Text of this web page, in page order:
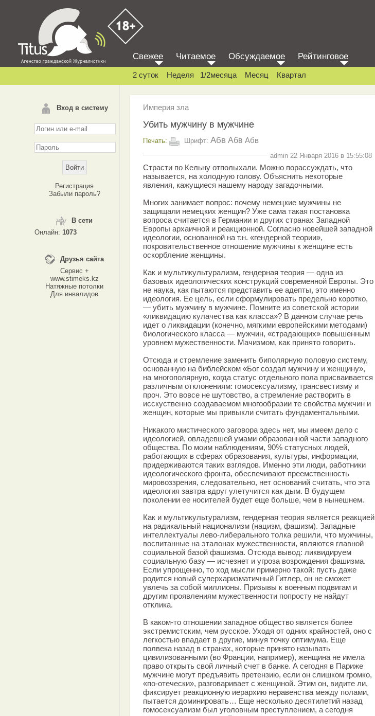
Вход в систему
Регистрация
Забыли пароль?
В сети
Онлайн: 1073
Друзья сайта
Сервис +
www.stimeks.kz
Натяжные потолки
Для инвалидов
Свежее Читаемое Обсуждаемое Рейтинговое
2 суток Неделя 1/2месяца Месяц Квартал
Империя зла
Убить мужчину в мужчине
Печать: Шрифт: Абв Абв Абв
admin 22 Января 2016 в 15:55:08
Страсти по Кельну отполыхали. Можно порассуждать, что
называется, на холодную голову. Объяснить некоторые
явления, кажущиеся нашему народу загадочными.
Многих занимает вопрос: почему немецкие мужчины не
защищали немецких женщин? Уже сама такая постановка
вопроса считается в Германии и других странах Западной
Европы архаичной и реакционной. Согласно новейшей западной
идеологии, основанной на т.н. «гендерной теории»,
покровительственное отношение мужчины к женщине есть
оскорбление женщины.
Как и мультикультурализм, гендерная теория — одна из
базовых идеологических конструкций современной Европы. Это
не наука, как пытаются представить ее адепты, это именно
идеология. Ее цель, если сформулировать предельно коротко,
— убить мужчину в мужчине. Помните из советской истории
«ликвидацию кулачества как класса»? В данном случае речь
идет о ликвидации (конечно, мягкими европейскими методами)
биологического класса — мужчин, «страдающих» повышенным
уровнем мужественности. Мачизмом, как принято говорить.
Отсюда и стремление заменить биполярную половую систему,
основанную на библейском «Бог создал мужчину и женщину»,
на многополярную, когда статус отдельного пола присваивается
различным отклонениям: гомосексуализму, трансвестизму и
проч. Это вовсе не шутовство, а стремление растворить в
исскуственно создаваемом многообразии те свойства мужчин и
женщин, которые мы привыкли считать фундаментальными.
Никакого мистического заговора здесь нет, мы имеем дело с
идеологией, овладевшей умами образованной части западного
общества. По моим наблюдениям, 90% статусных людей,
работающих в сферах образования, культуры, информации,
придерживаются таких взглядов. Именно эти люди, работники
идеологического фронта, обеспечивают преемственность
мировоззрения, следовательно, нет оснований считать, что эта
идеология завтра вдруг улетучится как дым. В будущем
поколении ее носителей будет еще больше, чем в нынешнем.
Как и мультикультурализм, гендерная теория является реакцией
на радикальный национализм (нацизм, фашизм). Западные
интеллектуалы лево-либерального толка решили, что мужчины,
воспитанные на эталонах мужественности, являются главной
социальной базой фашизма. Отсюда вывод: ликвидируем
социальную базу — исчезнет и угроза возрождения фашизма.
Если упрощенно, то ход мысли примерно такой: пусть даже
родится новый суперхаризматичный Гитлер, он не сможет
увлечь за собой миллионы. Призывы к военным подвигам и
другим проявлениям мужественности попросту не найдут
отклика.
В каком-то отношении западное общество является более
экстремистским, чем русское. Уходя от одних крайностей, оно с
легкостью впадает в другие, минуя точку оптимума. Еще
полвека назад в странах, которые принято называть
цивилизованными (во Франции, например), женщина не имела
право открыть свой личный счет в банке. А сегодня в Париже
мужчине могут предъявить претензию, если он слишком громко,
«по-отечески», разговаривает с женщиной. Этим он, видите ли,
фиксирует реакционную иерархию неравенства между полами,
пытается доминировать… Еще несколько десятилетий назад
гомосексуализм был уголовным преступлением, а сегодня